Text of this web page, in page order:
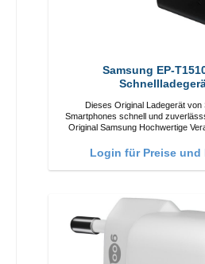
Samsung EP-
Dieses Original Ladegerät von
Smartphones schnell und
Original Samsung Hochwertige Verarbeitung
Login für Preise und